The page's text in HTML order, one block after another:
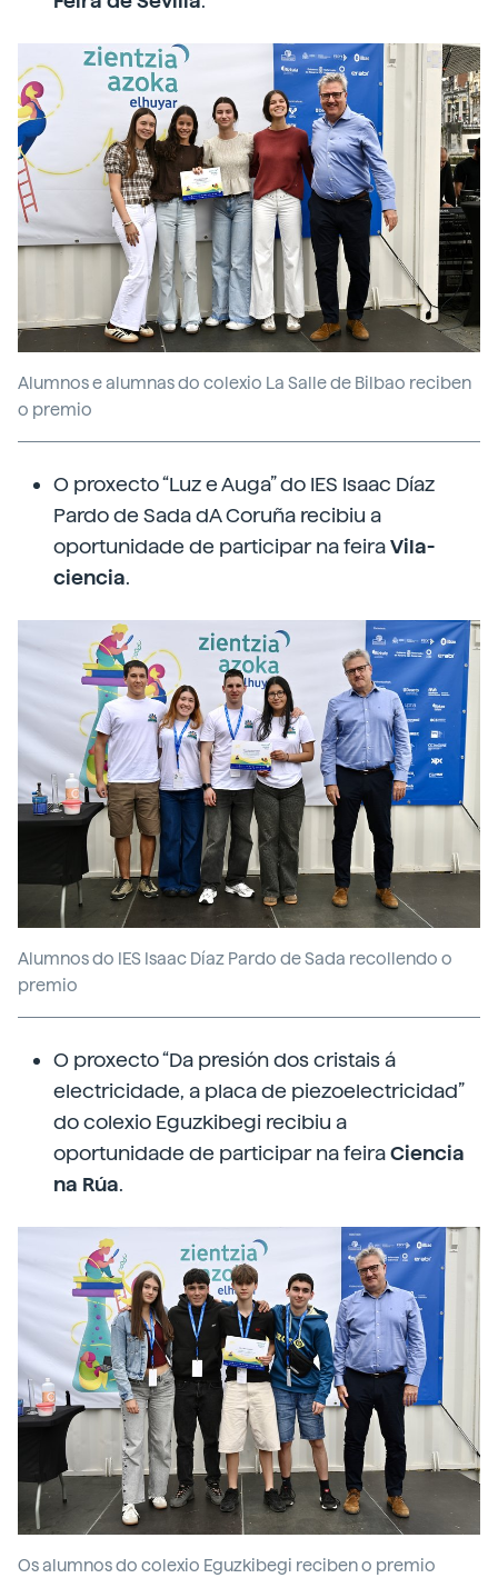
Alumnos e alumnas do colexio La Salle de Bilbao reciben
o premio
O proxecto “Luz e Auga” do IES Isaac Díaz
Pardo de Sada dA Coruña recibiu a
oportunidade de participar na feiraVila-
ciencia.
Alumnos do IES Isaac Díaz Pardo de Sada recollendo o
premio
O proxecto “Da presión dos cristais á
electricidade, a placa de piezoelectricidad”
do colexio Eguzkibegi recibiu a
oportunidade de participar na feiraCiencia
na Rúa.
Os alumnos do colexio Eguzkibegi reciben o premio